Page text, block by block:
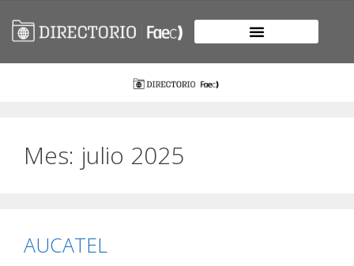
Mes: julio 2025
AUCATEL